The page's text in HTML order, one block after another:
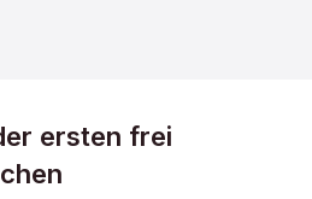
ersten frei